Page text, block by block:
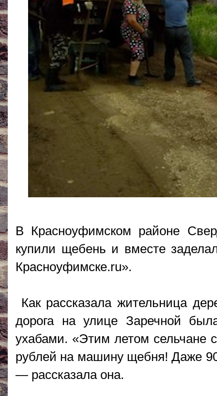
В Красноуфимском районе
купили щебень и вместе
Красноуфимске.ru».
Как рассказала жительница
дорога на улице Заречной
ухабами. «Этим летом сельчане
рублей на машину щебня! Даже
— рассказала она.